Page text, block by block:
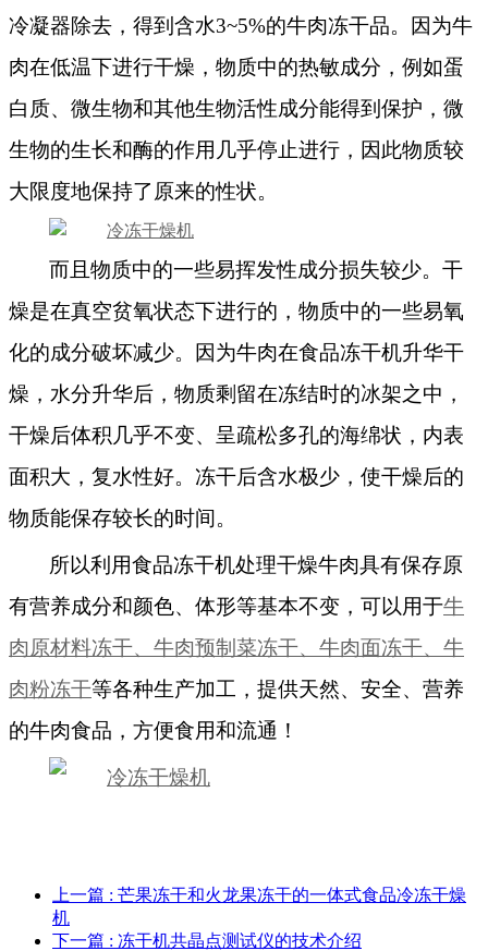
冷凝器除去，得到含水3~5%的牛肉冻干品。因为牛
肉在低温下进行干燥，物质中的热敏成分，例如蛋
白质、微生物和其他生物活性成分能得到保护，微
生物的生长和酶的作用几乎停止进行，因此物质较
大限度地保持了原来的性状。
而且物质中的一些易挥发性成分损失较少。干
燥是在真空贫氧状态下进行的，物质中的一些易氧
化的成分破坏减少。因为牛肉在食品冻干机升华干
燥，水分升华后，物质剩留在冻结时的冰架之中，
干燥后体积几乎不变、呈疏松多孔的海绵状，内表
面积大，复水性好。冻干后含水极少， 使干燥后的
物质能保存较长的时间。
所以利用食品冻干机处理干燥牛肉具有保存原
有营养成分和颜色、体形等基本不变，可以用于牛
肉原材料冻干、牛肉预制菜冻干、牛肉面冻干、牛
肉粉冻干等各种生产加工，提供天然、安全、营养
的牛肉食品，方便食用和流通！
上一篇 : 芒果冻干和火龙果冻干的一体式食品冷冻干燥
机
下一篇 : 冻干机共晶点测试仪的技术介绍